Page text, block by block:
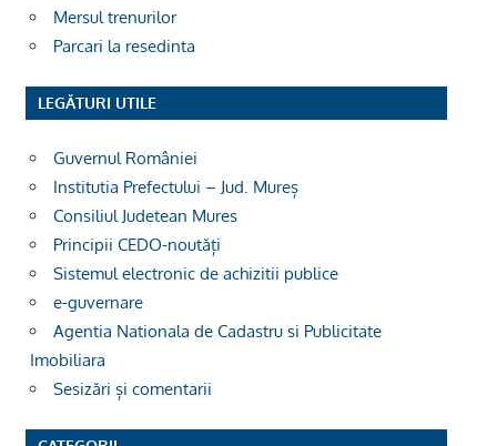
Mersul trenurilor
Parcari la resedinta
LEGĂTURI UTILE
Guvernul României
Institutia Prefectului – Jud. Mureș
Consiliul Judetean Mures
Principii CEDO-noutăți
Sistemul electronic de achizitii publice
e-guvernare
Agentia Nationala de Cadastru si Publicitate
Imobiliara
Sesizări și comentarii